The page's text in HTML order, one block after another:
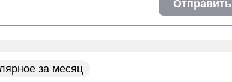
Отправить
за месяц